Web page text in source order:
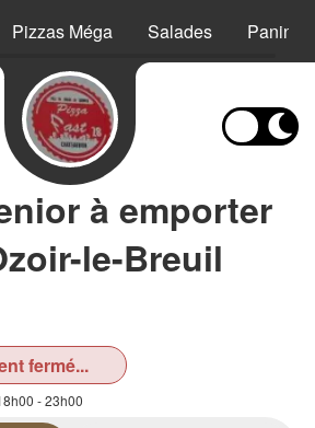
Pizzas Méga Salades Paninis
à emporter
le-Breuil
fermé...
- 23h00